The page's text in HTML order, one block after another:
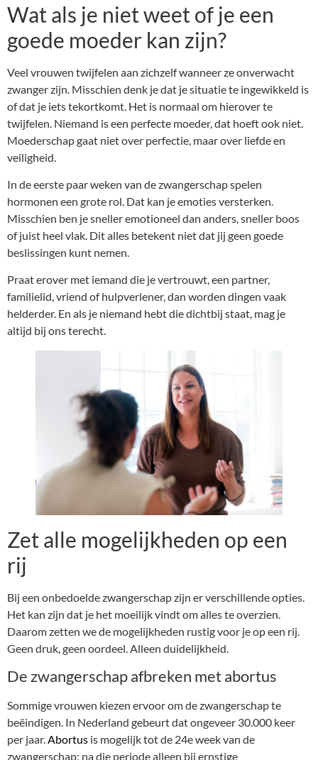
Wat als je niet weet of je een
goede moeder kan zijn?
Veel vrouwen twijfelen aan zichzelf wanneer ze onverwacht
zwanger zijn. Misschien denk je dat je situatie te ingewikkeld is
of dat je iets tekortkomt. Het is normaal om hierover te
twijfelen. Niemand is een perfecte moeder, dat hoeft ook niet.
Moederschap gaat niet over perfectie, maar over liefde en
veiligheid.
In de eerste paar weken van de zwangerschap spelen
hormonen een grote rol. Dat kan je emoties versterken.
Misschien ben je sneller emotioneel dan anders, sneller boos
of juist heel vlak. Dit alles betekent niet dat jij geen goede
beslissingen kunt nemen.
Praat erover met iemand die je vertrouwt, een partner,
familielid, vriend of hulpverlener, dan worden dingen vaak
helderder. En als je niemand hebt die dichtbij staat, mag je
altijd bij ons terecht.
Zet alle mogelijkheden op een
rij
Bij een onbedoelde zwangerschap zijn er verschillende opties.
Het kan zijn dat je het moeilijk vindt om alles te overzien.
Daarom zetten we de mogelijkheden rustig voor je op een rij.
Geen druk, geen oordeel. Alleen duidelijkheid.
De zwangerschap afbreken met abortus
Sommige vrouwen kiezen ervoor om de zwangerschap te
beëindigen. In Nederland gebeurt dat ongeveer 30.000 keer
per jaar.Abortus is mogelijk tot de 24e week van de
zwangerschap; na die periode alleen bij ernstige